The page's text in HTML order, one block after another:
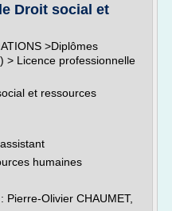
Droit social et
>Diplômes
> Licence professionnelle
et ressources
humaines
Olivier CHAUMET,